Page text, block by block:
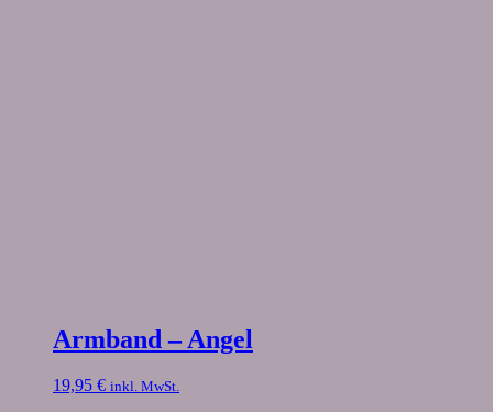
Armband – Angel
19,95 € inkl. MwSt.